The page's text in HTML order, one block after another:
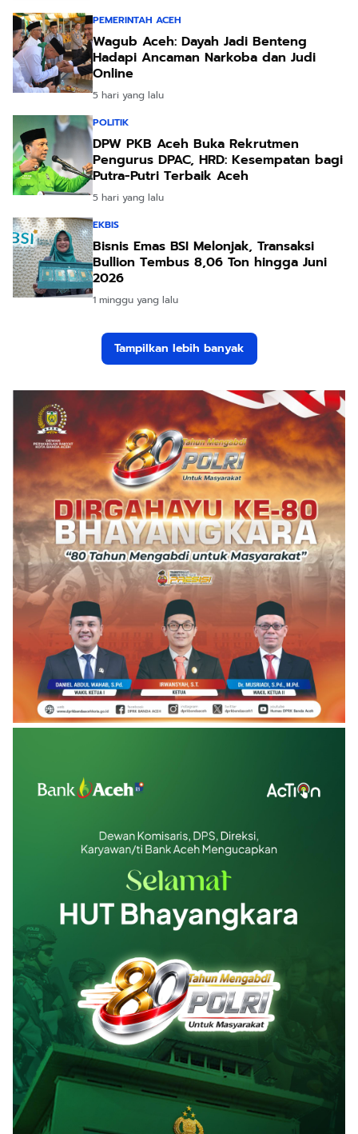
PEMERINTAH ACEH
Wagub Aceh: Dayah Jadi Benteng
Hadapi Ancaman Narkoba dan Judi
Online
5 hari yang lalu
POLITIK
DPW PKB Aceh Buka Rekrutmen
Pengurus DPAC, HRD: Kesempatan bagi
Putra-Putri Terbaik Aceh
5 hari yang lalu
EKBIS
Bisnis Emas BSI Melonjak, Transaksi
Bullion Tembus 8,06 Ton hingga Juni
2026
1 minggu yang lalu
Tampilkan lebih banyak